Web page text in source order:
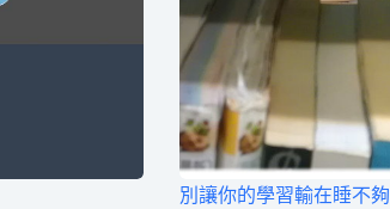
別讓你的學習輸在睡不夠